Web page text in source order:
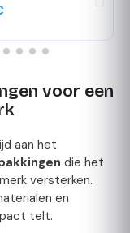
voor een
aan het
die het
versterken.
en
telt.